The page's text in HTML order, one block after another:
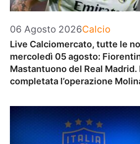
06 Agosto 2026Categorie
Calcio
Live Calciomercato, tutte le
mercoledì 05 agosto:
Mastantuono del Real Madrid.
completata l’operazione